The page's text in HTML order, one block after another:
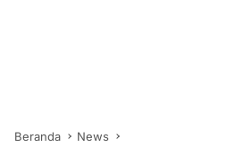
Beranda News